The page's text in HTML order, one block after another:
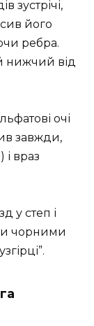
зустрічі,
його
ребра.
нижчий від
очі
завжди,
враз
у степ і
чорними